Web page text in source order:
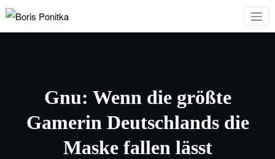
Zum
Inhalt
springen
Experte für Finanzen,
Gnu: Wenn die größte
Gamerin Deutschlands die
Maske fallen lässt